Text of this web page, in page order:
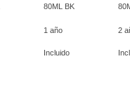
80ML BK
1 año 2
Incluido